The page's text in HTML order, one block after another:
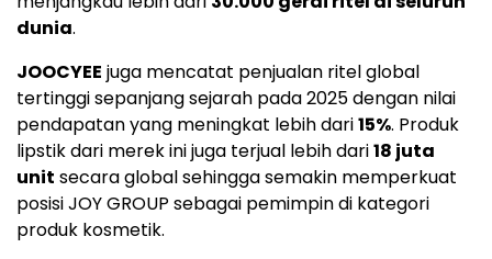
dunia.
JOOCYEE juga mencatat penjualan ritel global
tertinggi sepanjang sejarah pada 2025 dengan nilai
pendapatan yang meningkat lebih dari15%. Produk
lipstik dari merek ini juga terjual lebih dari18 juta
unit secara global sehingga semakin memperkuat
posisi JOY GROUP sebagai pemimpin di kategori
produk kosmetik.